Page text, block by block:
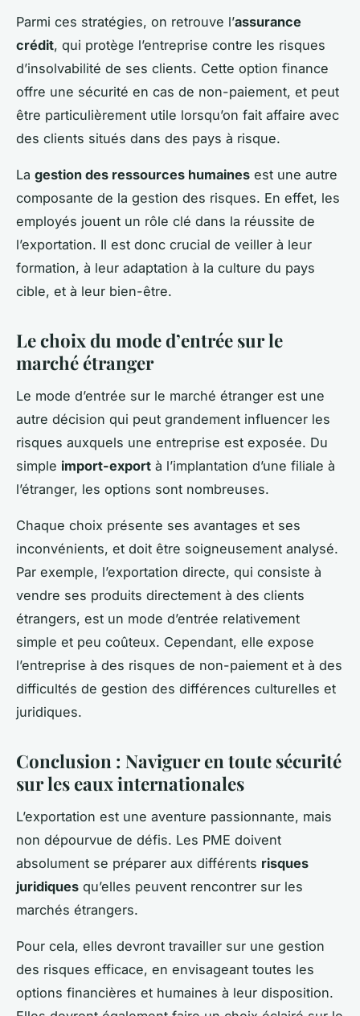
Parmi ces stratégies, on retrouve l’assurance
crédit, qui protège l’entreprise contre les risques
d’insolvabilité de ses clients. Cette option finance
offre une sécurité en cas de non-paiement, et peut
être particulièrement utile lorsqu’on fait affaire avec
des clients situés dans des pays à risque.
La gestion des ressources humaines est une autre
composante de la gestion des risques. En effet, les
employés jouent un rôle clé dans la réussite de
l’exportation. Il est donc crucial de veiller à leur
formation, à leur adaptation à la culture du pays
cible, et à leur bien-être.
Le choix du mode d’entrée sur le
marché étranger
Le mode d’entrée sur le marché étranger est une
autre décision qui peut grandement influencer les
risques auxquels une entreprise est exposée. Du
simple import-export à l’implantation d’une filiale à
l’étranger, les options sont nombreuses.
Chaque choix présente ses avantages et ses
inconvénients, et doit être soigneusement analysé.
Par exemple, l’exportation directe, qui consiste à
vendre ses produits directement à des clients
étrangers, est un mode d’entrée relativement
simple et peu coûteux. Cependant, elle expose
l’entreprise à des risques de non-paiement et à des
difficultés de gestion des différences culturelles et
juridiques.
Conclusion : Naviguer en toute sécurité
sur les eaux internationales
L’exportation est une aventure passionnante, mais
non dépourvue de défis. Les PME doivent
absolument se préparer aux différents risques
juridiques qu’elles peuvent rencontrer sur les
marchés étrangers.
Pour cela, elles devront travailler sur une gestion
des risques efficace, en envisageant toutes les
options financières et humaines à leur disposition.